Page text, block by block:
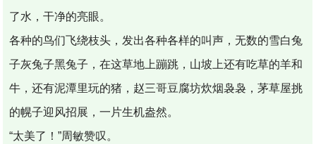
了水，干净的亮眼。
各种的鸟们飞绕枝头，发出各种各样的叫声，无数的雪白兔
子灰兔子黑兔子，在这草地上蹦跳，山坡上还有吃草的羊和
牛，还有泥潭里玩的猪，赵三哥豆腐坊炊烟袅袅，茅草屋挑
的幌子迎风招展，一片生机盎然。
“太美了！”周敏赞叹。